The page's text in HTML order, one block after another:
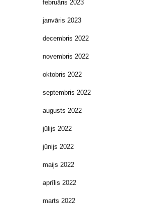
februāris 2023
janvāris 2023
decembris 2022
novembris 2022
oktobris 2022
septembris 2022
augusts 2022
jūlijs 2022
jūnijs 2022
maijs 2022
aprīlis 2022
marts 2022